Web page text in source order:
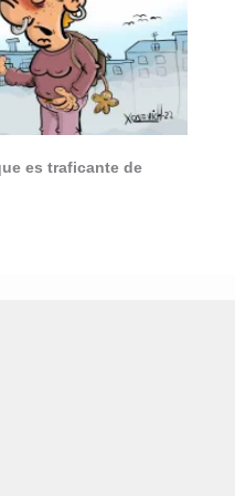
es traficante de